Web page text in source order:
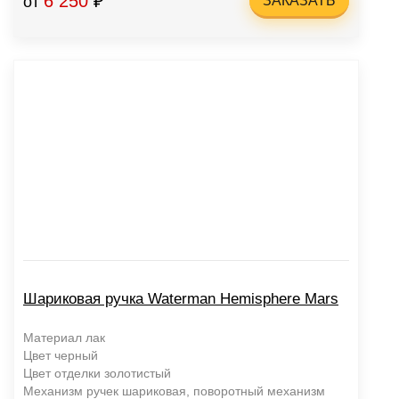
Шариковая ручка Waterman Hemisphere Mars
Материал лак
Цвет черный
Цвет отделки золотистый
Механизм ручек шариковая, поворотный механизм